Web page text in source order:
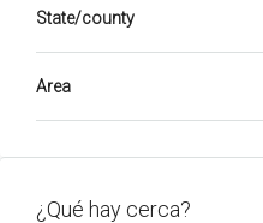
State/county
Area
¿Qué hay cerca?